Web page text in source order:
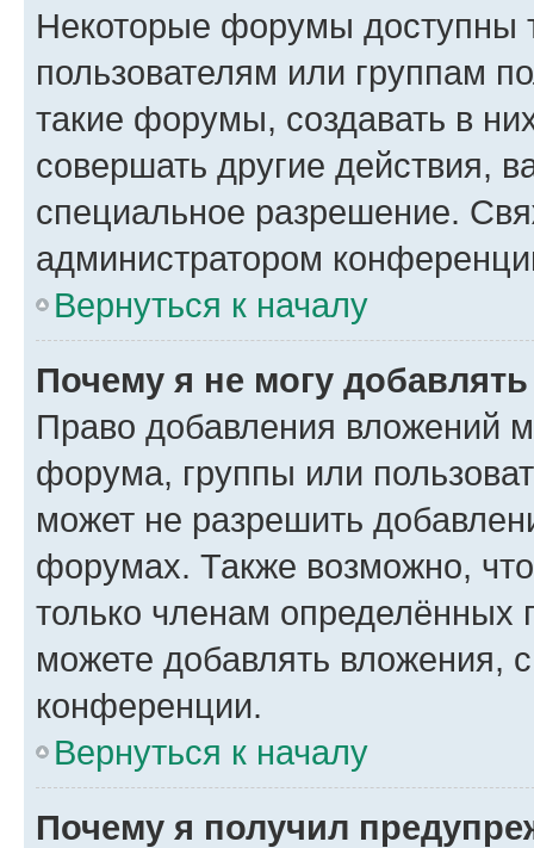
Некоторые форумы доступны
пользователям или группам
такие форумы, создавать в
совершать другие действия,
специальное разрешение.
администратором
Вернуться к началу
Почему я не могу
Право добавления вложений
форума, группы или
может не разрешить
форумах. Также возможно,
только членам определённых
можете добавлять вложения,
конференции.
Вернуться к началу
Почему я получил